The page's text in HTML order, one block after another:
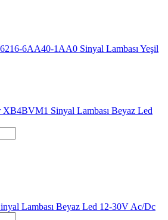
6AA40-1AA0 Sinyal Lambası Yeşil
XB4BVM1 Sinyal Lambası Beyaz Led
Lambası Beyaz Led 12-30V Ac/Dc